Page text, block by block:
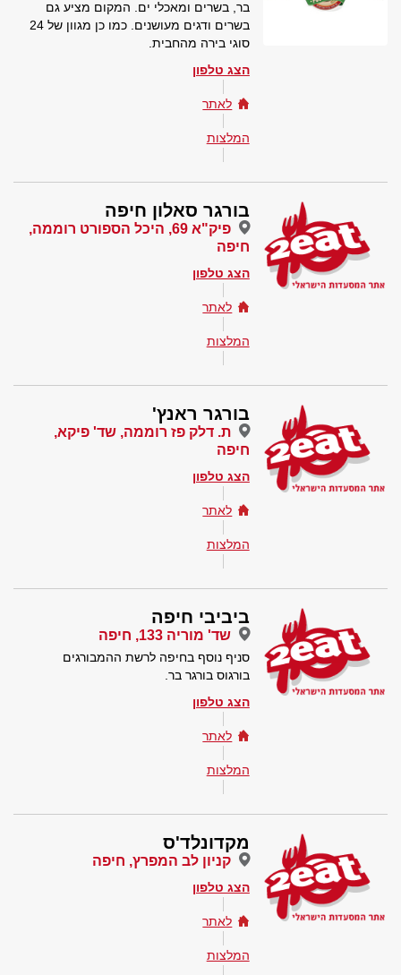
בר, בשרים ומאכלי ים. המקום מציע גם
בשרים ודגים מעושנים. כמו כן מגוון של 24
סוגי בירה מהחבית.
הצג טלפון
לאתר
המלצות
בורגר סאלון חיפה
פיק"א 69, היכל הספורט רוממה,
חיפה
הצג טלפון
לאתר
המלצות
בורגר ראנץ'
ת. דלק פז רוממה, שד' פיקא,
חיפה
הצג טלפון
לאתר
המלצות
ביביבי חיפה
שד' מוריה 133, חיפה
סניף נוסף בחיפה לרשת ההמבורגים
בורגוס בורגר בר.
הצג טלפון
לאתר
המלצות
מקדונלד'ס
קניון לב המפרץ, חיפה
הצג טלפון
לאתר
המלצות